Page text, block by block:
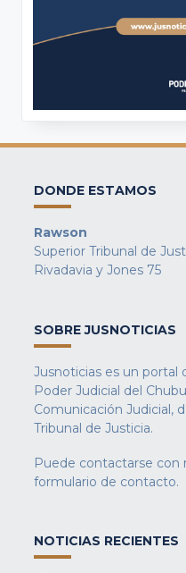
DONDE ESTAMOS
Rawson
Superior Tribunal de
Rivadavia y Jones 75
SOBRE JUSNOTICIAS
Jusnoticias es un portal
Poder Judicial del
Comunicación Judicial,
Tribunal de Justicia.
Puede contactarse con
formulario de contacto.
NOTICIAS RECIENTES